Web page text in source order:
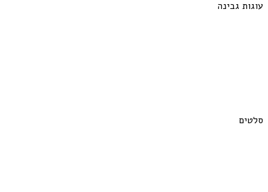
עוגות גבינה
סלטים